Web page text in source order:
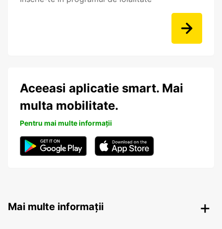
Aceeasi aplicatie smart. Mai
multa mobilitate.
Pentru mai multe informații
Mai multe informații